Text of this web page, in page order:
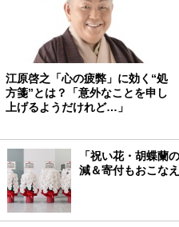
江原啓之「心の疲弊」に効く“処
方箋”とは？「意外なことを申し
上げるようだけれど…」
「祝い花・胡蝶蘭
減＆寄付もおこな